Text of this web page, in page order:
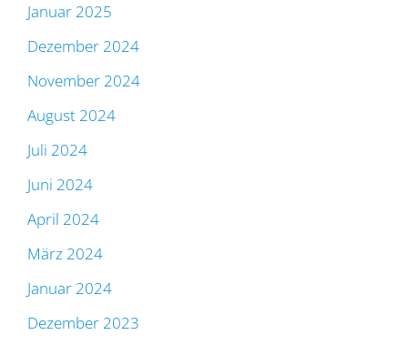
Januar 2025
Dezember 2024
November 2024
August 2024
Juli 2024
Juni 2024
April 2024
März 2024
Januar 2024
Dezember 2023